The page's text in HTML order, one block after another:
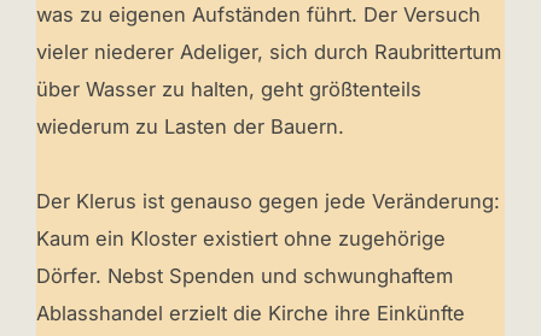
was zu eigenen Aufständen führt. Der Versuch
vieler niederer Adeliger, sich durch Raubrittertum
über Wasser zu halten, geht größtenteils
wiederum zu Lasten der Bauern.
Der Klerus ist genauso gegen jede Veränderung:
Kaum ein Kloster existiert ohne zugehörige
Dörfer. Nebst Spenden und schwunghaftem
Ablasshandel erzielt die Kirche ihre Einkünfte